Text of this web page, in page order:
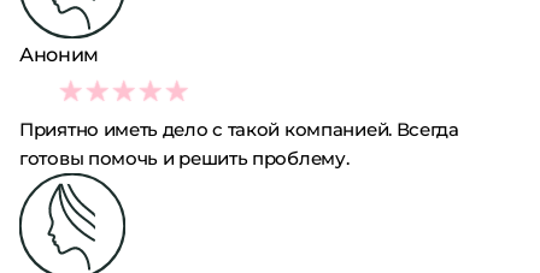
Аноним
5
Приятно иметь дело с такой компанией. Всегда
готовы помочь и решить проблему.